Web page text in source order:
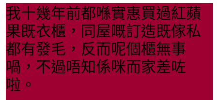
我十幾年前都喺實惠買過紅蘋
果既衣櫃，同屋嘅訂造既傢私
都有發毛，反而呢個櫃無事
喎，不過唔知係咪而家差咗
啦。